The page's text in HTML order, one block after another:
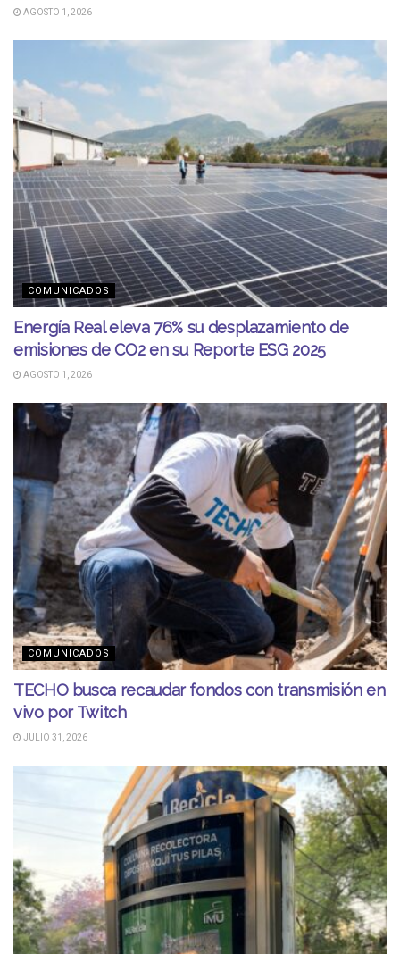
AGOSTO 1, 2026
COMUNICADOS
Energía Real eleva 76% su desplazamiento de
emisiones de CO2 en su Reporte ESG 2025
AGOSTO 1, 2026
COMUNICADOS
TECHO busca recaudar fondos con transmisión en
vivo por Twitch
JULIO 31, 2026